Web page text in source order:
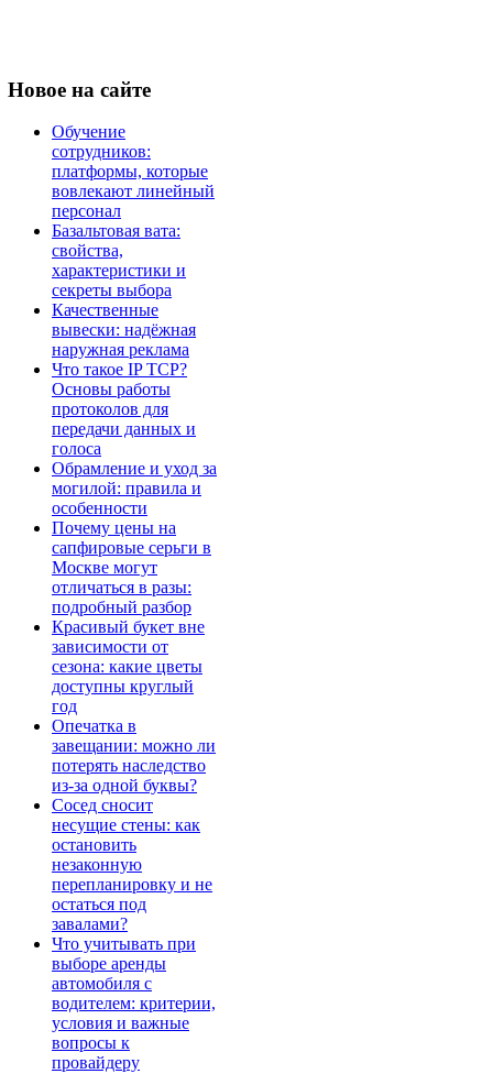
Новое на сайте
Обучение
сотрудников:
платформы, которые
вовлекают линейный
персонал
Базальтовая вата:
свойства,
характеристики и
секреты выбора
Качественные
вывески: надёжная
наружная реклама
Что такое IP TCP?
Основы работы
протоколов для
передачи данных и
голоса
Обрамление и уход за
могилой: правила и
особенности
Почему цены на
сапфировые серьги в
Москве могут
отличаться в разы:
подробный разбор
Красивый букет вне
зависимости от
сезона: какие цветы
доступны круглый
год
Опечатка в
завещании: можно ли
потерять наследство
из-за одной буквы?
Сосед сносит
несущие стены: как
остановить
незаконную
перепланировку и не
остаться под
завалами?
Что учитывать при
выборе аренды
автомобиля с
водителем: критерии,
условия и важные
вопросы к
провайдеру